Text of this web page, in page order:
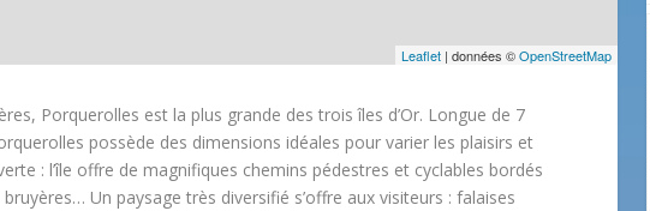
Leaflet | données ©OpenStreetMap
Porquerolles est la plus grande des trois îles d’Or. Longue de 7
possède des dimensions idéales pour varier les plaisirs et
: l’île offre de magnifiques chemins pédestres et cyclables bordés
Un paysage très diversifié s’offre aux visiteurs : falaises